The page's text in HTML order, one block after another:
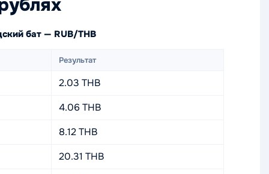
бат — RUB/THB
Результат
2.03 THB
4.06 THB
8.12 THB
20.31 THB